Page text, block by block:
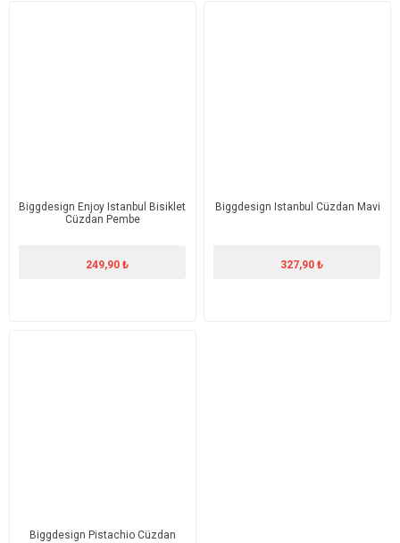
Biggdesign Enjoy Istanbul Bisiklet
Cüzdan Pembe
249,90 ₺
Biggdesign Istanbul Cüzdan Mavi
327,90 ₺
Biggdesign Pistachio Cüzdan